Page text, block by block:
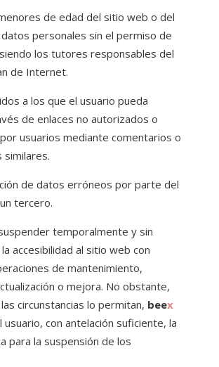
de edad del sitio web o del
personales sin el permiso de
los tutores responsables del
de Internet.
a los que el usuario pueda
de enlaces no autorizados o
usuarios mediante comentarios o
similares.
de datos erróneos por parte del
tercero.
temporalmente y sin
accesibilidad al sitio web con
de mantenimiento,
o mejora. No obstante,
circunstancias lo permitan, beex
usuario, con antelación suficiente, la
para la suspensión de los